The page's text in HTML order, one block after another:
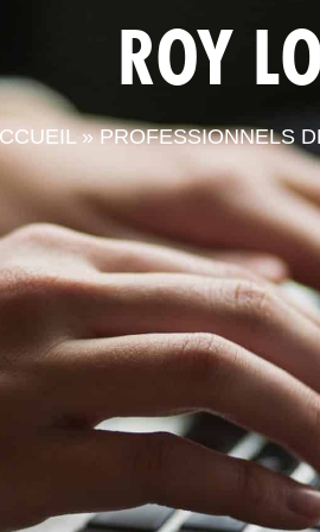
LA CPTS
ROY
»PROFESSIONNELS